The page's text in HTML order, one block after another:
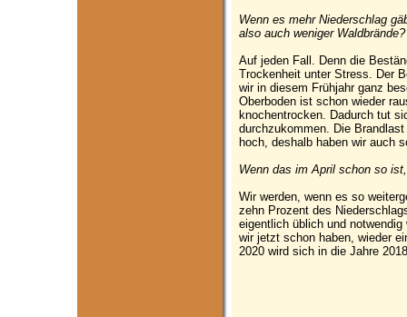
Wenn es mehr Niederschlag
also auch weniger Waldbrände?
Auf jeden Fall. Denn die
Trockenheit unter Stress. Der
wir in diesem Frühjahr ganz
Oberboden ist schon wieder
knochentrocken. Dadurch tut
durchzukommen. Die
hoch, deshalb haben wir auch
Wenn das im April schon so
Wir werden, wenn es so
zehn Prozent des
eigentlich üblich und
wir jetzt schon haben, wieder
2020 wird sich in die Jahre